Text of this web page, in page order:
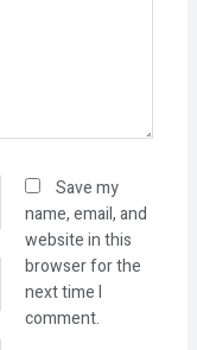
Save my
name, email, and
website in this
browser for the
next time I
comment.